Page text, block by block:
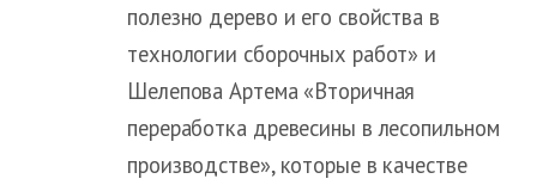
полезно дерево и его свойства в
технологии сборочных работ» и
Шелепова Артема «Вторичная
переработка древесины в лесопильном
производстве», которые в качестве